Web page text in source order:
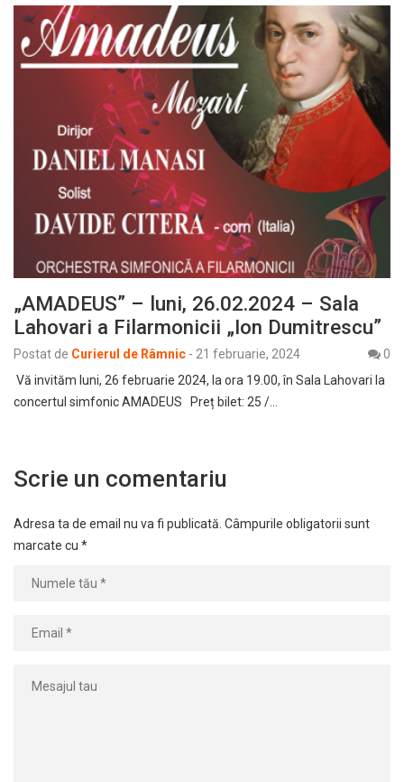
„AMADEUS” – luni, 26.02.2024 – Sala
Lahovari a Filarmonicii „Ion Dumitrescu”
Postat de Curierul de Râmnic - 21 februarie, 2024
0
Vă invităm luni, 26 februarie 2024, la ora 19.00, în Sala Lahovari la
concertul simfonic AMADEUS Preț bilet: 25 /…
Scrie un comentariu
Adresa ta de email nu va fi publicată. Câmpurile obligatorii sunt
marcate cu *